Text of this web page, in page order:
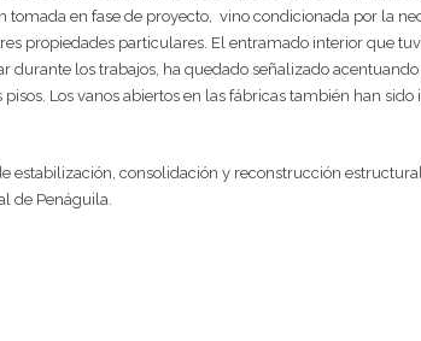
tomada en fase de proyecto,
vino condicionada por la
propiedades particulares. El entramado interior que
los trabajos, ha quedado señalizado
Los vanos abiertos en las fábricas también han
consolidación y reconstrucción
de Penáguila.